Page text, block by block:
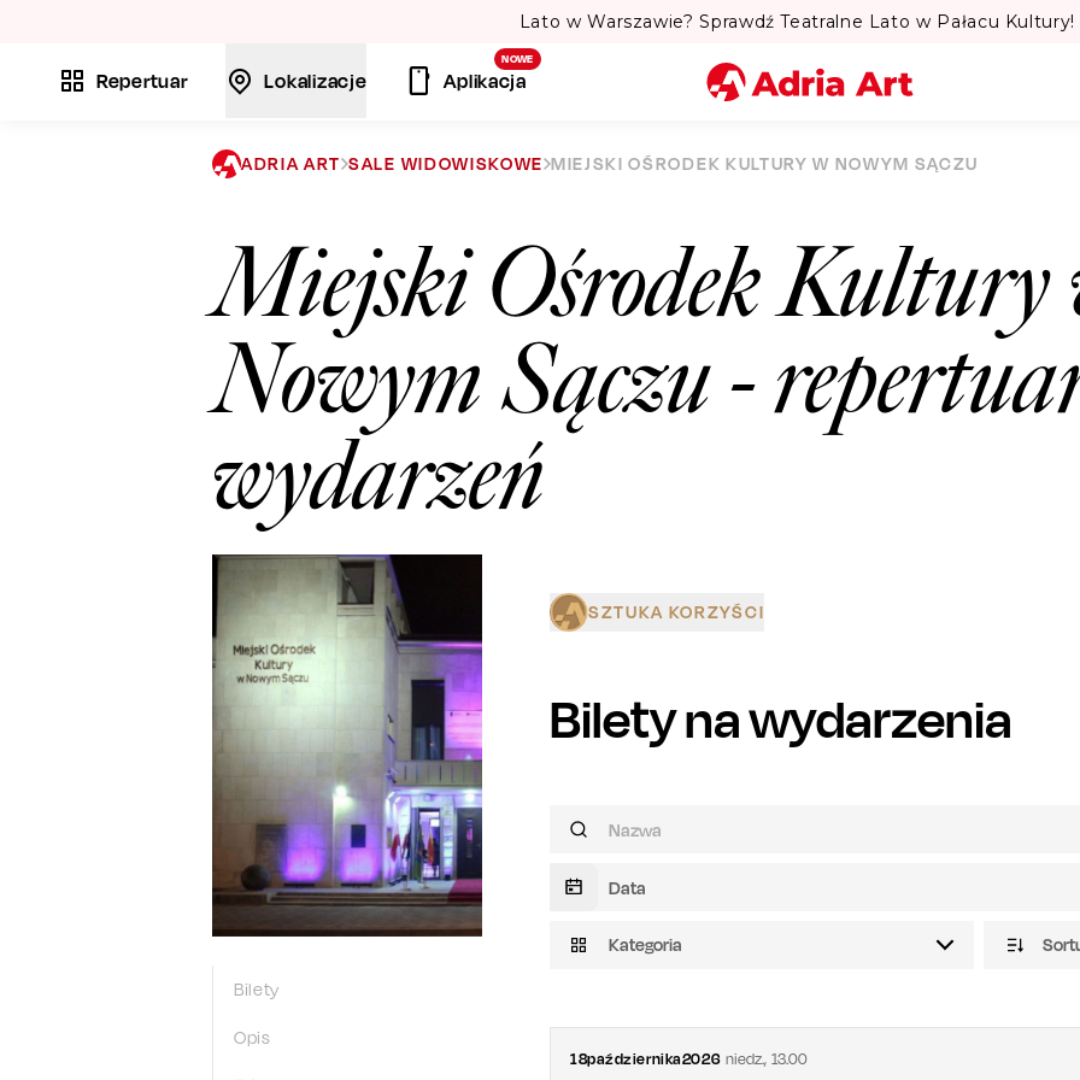
Lato w Warszawie? Sprawdź Teatralne Lato w Pałacu
Repertuar Lokalizacje
NOWE
Aplikacja
Miasto
Szukaj
ADRIA ART SALE WIDOWISKOWE MIEJSKI OŚRODEK KULTURY W NOWYM SĄCZU
Miejski Ośrodek Kultury
Nowym Sączu-
wydarzeń
Bilety
Opis
SZTUKA KORZYŚCI
Bilety na wydarzenia
Kategoria
18października2026 niedz.,13.00